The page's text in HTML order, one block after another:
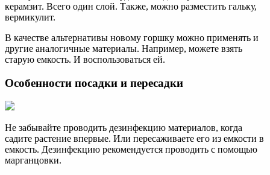
керамзит. Всего один слой. Также, можно разместить гальку,
вермикулит.
В качестве альтернативы новому горшку можно применять и
другие аналогичные материалы. Например, можете взять
старую емкость. И воспользоваться ей.
Особенности посадки и пересадки
Не забывайте проводить дезинфекцию материалов, когда
садите растение впервые. Или пересаживаете его из емкости в
емкость. Дезинфекцию рекомендуется проводить с помощью
марганцовки.